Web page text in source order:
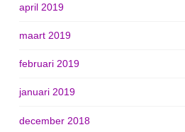
april 2019
maart 2019
februari 2019
januari 2019
december 2018